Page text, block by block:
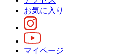
お気に入り
マイページ